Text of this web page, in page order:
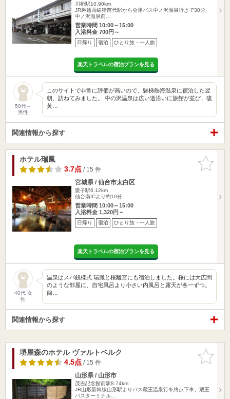
川桁駅10.90km
JR磐越西線猪苗代駅から会津バス中ノ沢温泉行きで30分、
中ノ沢温泉前…
営業時間 10:00～15:00
入浴料金 700円～
日帰り 宿泊 ひとり旅・一人旅
楽天トラベルの宿泊プランを見る
50代～
男性
このサイトで非常に評価が高いので、磐梯熱海温泉に宿泊した翌
朝、訪ねてみました。 中の沢温泉は広い道沿いに旅館が並び、硫
黄…
関連情報から探す
お気に入
りに追加
ホテル瑞鳳
3.7点/ 15 件
宮城県 / 仙台市太白区
愛子駅6.12km
仙台南ICより約10分
営業時間 10:00～15:00
入浴料金 1,320円～
日帰り 宿泊 ひとり旅・一人旅
楽天トラベルの宿泊プランを見る
40代 女
性
温泉はスパ銭様式 瑞鳳と桜離宮にも宿泊しました。桜には大広間
のような部屋に、自宅風呂より小さい内風呂と露天が各一ずつ。
簡…
関連情報から探す
お気に入
りに追加
堺屋森のホテル ヴァルトベルク
4.5点/ 15 件
山形県 / 山形市
茂吉記念館前駅8.74km
JR山形新幹線山形駅よりバス蔵王温泉行を終点下車、蔵王
バスターミナル…